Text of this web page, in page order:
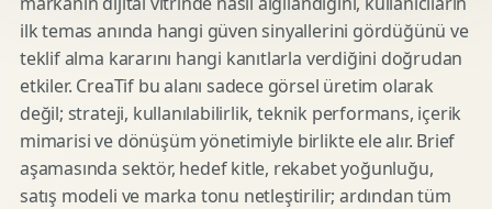
ilk temas anında hangi güven sinyallerini gördüğünü ve
teklif alma kararını hangi kanıtlarla verdiğini doğrudan
etkiler. CreaTif bu alanı sadece görsel üretim olarak
değil; strateji, kullanılabilirlik, teknik performans, içerik
mimarisi ve dönüşüm yönetimiyle birlikte ele alır. Brief
aşamasında sektör, hedef kitle, rekabet yoğunluğu,
satış modeli ve marka tonu netleştirilir; ardından tüm